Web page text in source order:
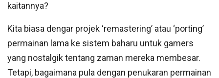
kaitannya?
Kita biasa dengar projek ‘remastering’ atau ‘porting’
permainan lama ke sistem baharu untuk gamers
yang nostalgik tentang zaman mereka membesar.
Tetapi, bagaimana pula dengan penukaran permainan